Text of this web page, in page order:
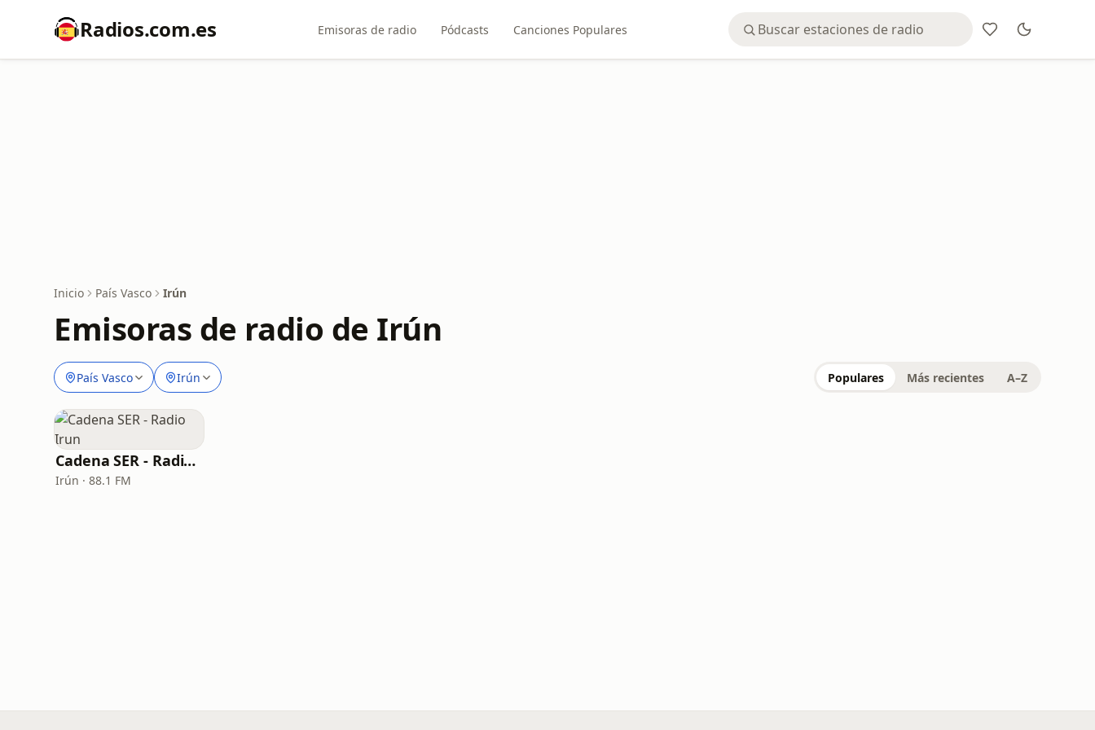
Radios.com.es Emisoras de radio Pódcasts Canciones Populares
Inicio País Vasco Irún
Emisoras de radio de Irún
País Vasco Irún Populares Más recientes A–Z
Cadena SER - Radio Irun
Irún · 88.1 FM